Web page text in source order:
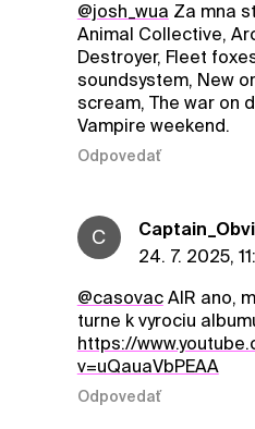
@josh_wua Za mna
Animal Collective,
Destroyer, Fleet
soundsystem, New
scream, The war on
Vampire weekend.
Odpovedať
C
24. 7. 2025,
@casovacAIR ano,
turne k vyrociu
https://
v=uQauaVbPEAA
Odpovedať